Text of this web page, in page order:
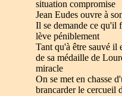
situation compromise
Jean Eudes ouvre à
Il se demande ce qu'il
lève péniblement
Tant qu'à être sauvé il
de sa médaille de
miracle
On se met en chasse
brancarder le cercueil